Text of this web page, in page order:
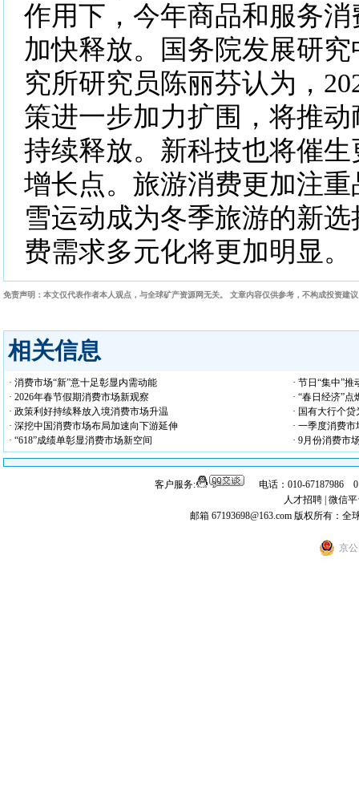
作用下，今年商品和服务
加快释放。国务院发展研
究所研究员陈丽芬认为，
策进一步加力扩围，将推
持续释放。新科技也将催
增长点。旅游消费更加注
雪运动成为冬季旅游的新
费需求多元化将更加明显。
免责声明：本文仅代表作者本人观点，与全球矿产资源网无关。 文章内容仅供参考，不构成投资建
相关信息
· 消费市场“新”意十足彰显内需动能
· 节日“集中”
· 2026年春节假期消费市场新观察
· “春日经济”
· 政策利好持续释放入境消费市场升温
· 国有大行个
· 深挖中国消费市场布局加速向下游延伸
· 一季度消费
· “618”成绩单彰显消费市场新空间
· 9月份消费市
客户服务:
电话：010-67187986
人才招聘 微信
邮箱 67193698@163.com 版权所有：全
京公